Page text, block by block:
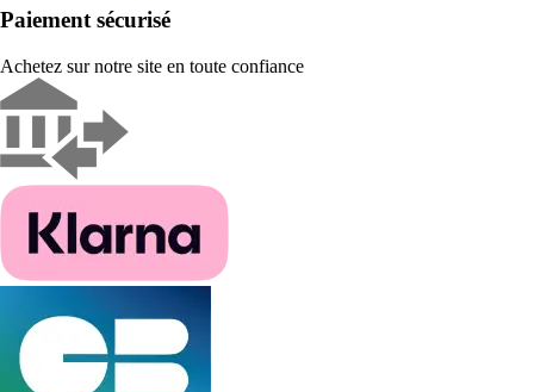
Paiement sécurisé
Achetez sur notre site en toute confiance